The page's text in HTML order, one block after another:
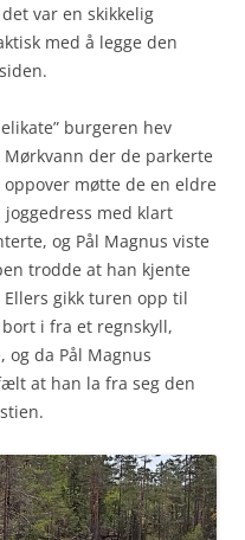
var en skikkelig
med å legge den
burgeren hev
der de parkerte
møtte de en eldre
med klart
og Pål Magnus viste
trodde at han kjente
gikk turen opp til
i fra et regnskyll,
da Pål Magnus
at han la fra seg den